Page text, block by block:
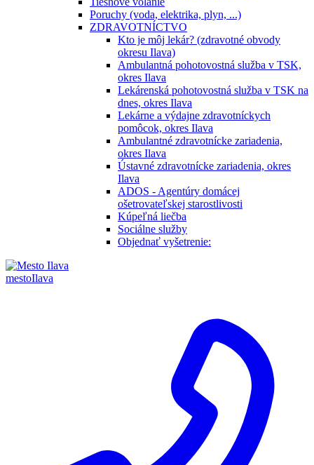
Poruchy (voda, elektrika, plyn, ...)
ZDRAVOTNÍCTVO
Kto je môj lekár? (zdravotné obvody
okresu Ilava)
Ambulantná pohotovostná služba v TSK,
okres Ilava
Lekárenská pohotovostná služba v TSK na
dnes, okres Ilava
Lekárne a výdajne zdravotníckych
pomôcok, okres Ilava
Ambulantné zdravotnícke zariadenia,
okres Ilava
Ústavné zdravotnícke zariadenia, okres
Ilava
ADOS - Agentúry domácej
ošetrovateľskej starostlivosti
Kúpeľná liečba
Sociálne služby
Objednať vyšetrenie:
mestoIlava